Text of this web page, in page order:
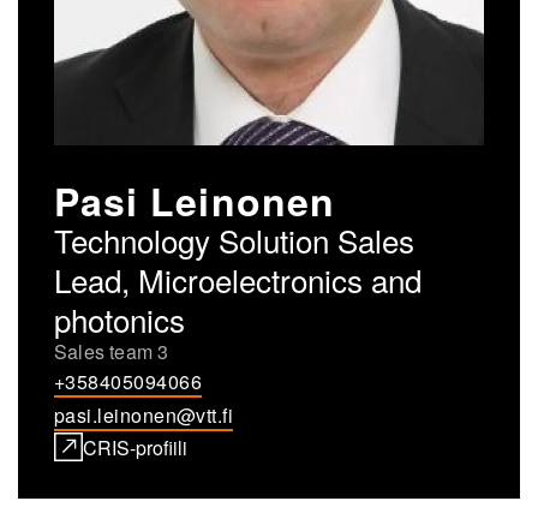
Pasi Leinonen
Technology Solution Sales
Lead, Microelectronics and
photonics
Sales team 3
+358405094066
pasi.leinonen@vtt.fi
CRIS-profiili